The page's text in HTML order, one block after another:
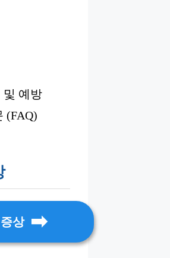
및 예방
(FAQ)
상